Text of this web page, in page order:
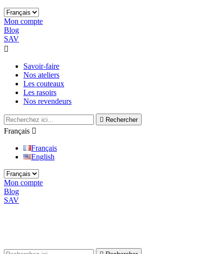
Mon compte
Blog
SAV

Savoir-faire
Nos ateliers
Les couteaux
Les rasoirs
Nos revendeurs
 Rechercher
Français 
Français
English
Mon compte
Blog
SAV